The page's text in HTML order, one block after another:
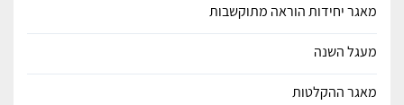
מאגר יחידות הוראה מתוקשבות
מעגל השנה
מאגר ההקלטות